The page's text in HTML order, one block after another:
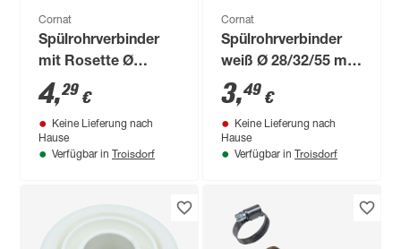
Cornat
Spülrohrverbinder
mit Rosette Ø
28/32/48 mm
4,29 €
Keine Lieferung nach
Hause
Verfügbar in Troisdorf
Cornat
Spülrohrverbinder
weiß Ø 28/32/55 mm
für Euro-WC
3,49 €
Keine Lieferung nach
Hause
Verfügbar in Troisdorf